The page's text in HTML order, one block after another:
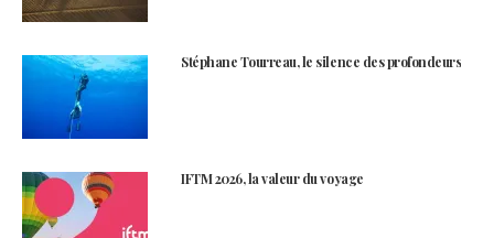
Stéphane Tourreau, le silence des profondeurs
IFTM 2026, la valeur du voyage